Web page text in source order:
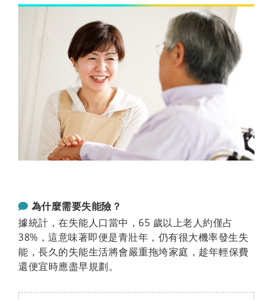
為什麼需要失能險？
據統計，在失能人口當中，65 歲以上老人約僅占
38%，這意味著即便是青壯年，仍有很大機率發生失
能，長久的失能生活將會嚴重拖垮家庭，趁年輕保費
還便宜時應盡早規劃。